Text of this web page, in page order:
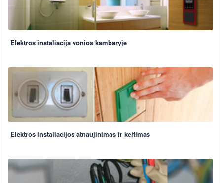
Elektros instaliacija vonios kambaryje
Elektros instaliacijos atnaujinimas ir keitimas